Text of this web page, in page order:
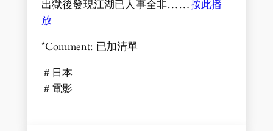
出獄後發現江湖已人事全非……按此播
放
*Comment: 已加清單
＃日本
＃電影